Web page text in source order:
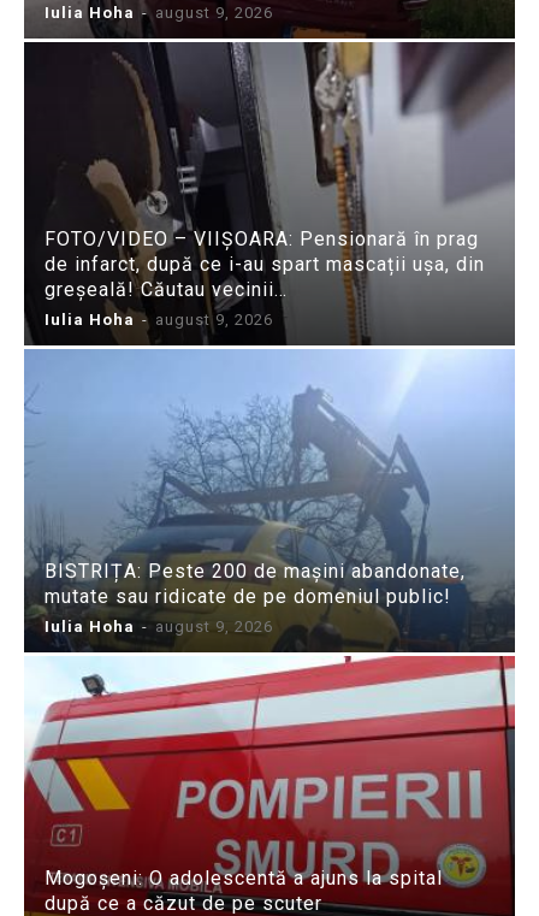
Iulia Hoha - august 9, 2026
FOTO/VIDEO – VIIȘOARA: Pensionară în prag
de infarct, după ce i-au spart mascații ușa, din
greșeală! Căutau vecinii…
Iulia Hoha - august 9, 2026
BISTRIȚA: Peste 200 de mașini abandonate,
mutate sau ridicate de pe domeniul public!
Iulia Hoha - august 9, 2026
Mogoșeni: O adolescentă a ajuns la spital
după ce a căzut de pe scuter